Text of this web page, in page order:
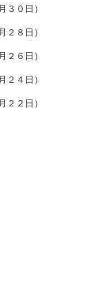
３０日）
２８日）
２６日）
２４日）
２２日）